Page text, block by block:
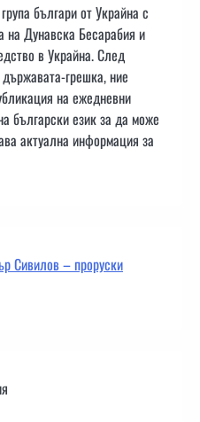
българи от Украйна с
на Дунавска Бесарабия и
в Украйна. След
грешка, ние
на ежедневни
български език за да може
актуална информация за
Сивилов – проруски